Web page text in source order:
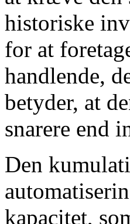
historiske
for at
handlende,
betyder, at
snarere end
Den
kapacitet,